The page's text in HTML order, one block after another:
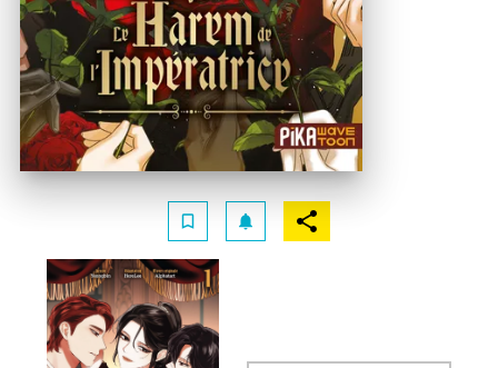
bookmark_border notifications